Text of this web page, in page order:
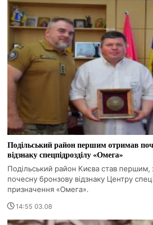
Подільський район першим отримав
відзнаку спецпідрозділу «Омега»
Подільський район Києва став першим,
почесну бронзову відзнаку Центру
призначення «Омега».
14:55 03.08